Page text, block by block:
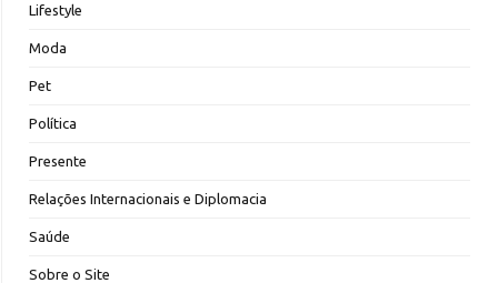
Lifestyle
Moda
Pet
Política
Presente
Relações Internacionais e Diplomacia
Saúde
Sobre o Site